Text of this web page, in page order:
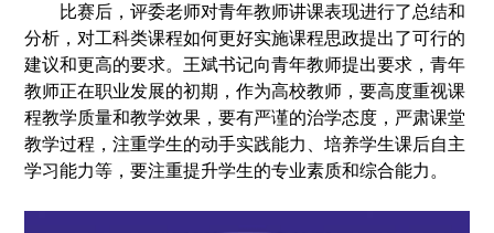
比赛后，评委老师对青年教师讲课表现进行了总结和
分析，对工科类课程如何更好实施课程思政提出了可行的
建议和更高的要求。王斌书记向青年教师提出要求，青年
教师正在职业发展的初期，作为高校教师，要高度重视课
程教学质量和教学效果，要有严谨的治学态度，严肃课堂
教学过程，注重学生的动手实践能力、培养学生课后自主
学习能力等，要注重提升学生的专业素质和综合能力。